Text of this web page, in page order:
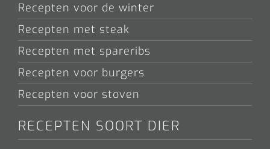
Recepten voor de winter
Recepten met steak
Recepten met spareribs
Recepten voor burgers
Recepten voor stoven
RECEPTEN SOORT DIER